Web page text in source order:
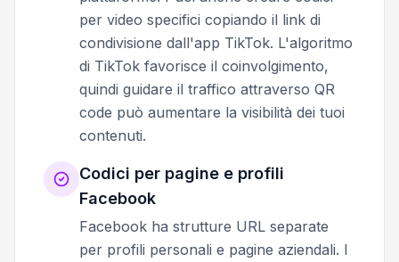
per video specifici copiando il link di
condivisione dall'app TikTok. L'algoritmo
di TikTok favorisce il coinvolgimento,
quindi guidare il traffico attraverso QR
code può aumentare la visibilità dei tuoi
contenuti.
Codici per pagine e profili
Facebook
Facebook ha strutture URL separate
per profili personali e pagine aziendali. I